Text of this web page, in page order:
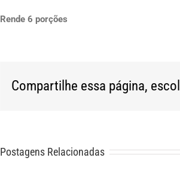
Rende 6 porções
Compartilhe essa página,
Postagens Relacionadas